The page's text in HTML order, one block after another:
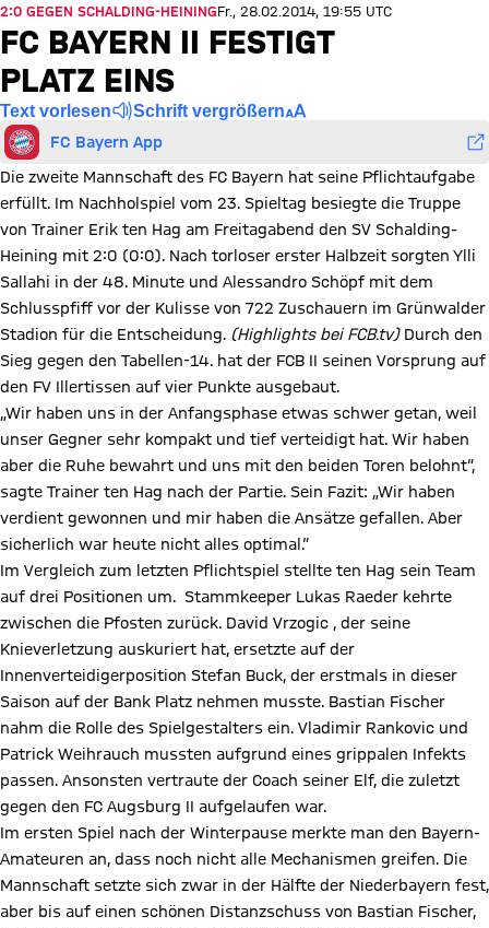
2:0 GEGEN SCHALDING-HEININGFr., 28.02.2014, 19:55 UTC
FC BAYERN II FESTIGT
PLATZ EINS
Text vorlesen Schrift vergrößern
FC Bayern App
Die zweite Mannschaft des FC Bayern hat seine Pflichtaufgabe
erfüllt. Im Nachholspiel vom 23. Spieltag besiegte die Truppe
von Trainer Erik ten Hag am Freitagabend den SV Schalding-
Heining mit 2:0 (0:0). Nach torloser erster Halbzeit sorgten Ylli
Sallahi in der 48. Minute und Alessandro Schöpf mit dem
Schlusspfiff vor der Kulisse von 722 Zuschauern im Grünwalder
Stadion für die Entscheidung. (Highlights bei FCB.tv)Durch den
Sieg gegen den Tabellen-14. hat der FCB II seinen Vorsprung auf
den FV Illertissen auf vier Punkte ausgebaut.
„Wir haben uns in der Anfangsphase etwas schwer getan, weil
unser Gegner sehr kompakt und tief verteidigt hat. Wir haben
aber die Ruhe bewahrt und uns mit den beiden Toren belohnt“,
sagte Trainer ten Hag nach der Partie. Sein Fazit: „Wir haben
verdient gewonnen und mir haben die Ansätze gefallen. Aber
sicherlich war heute nicht alles optimal.“
Im Vergleich zum letzten Pflichtspiel stellte ten Hag sein Team
auf drei Positionen um. Stammkeeper Lukas Raeder kehrte
zwischen die Pfosten zurück. David Vrzogic , der seine
Knieverletzung auskuriert hat, ersetzte auf der
Innenverteidigerposition Stefan Buck, der erstmals in dieser
Saison auf der Bank Platz nehmen musste. Bastian Fischer
nahm die Rolle des Spielgestalters ein. Vladimir Rankovic und
Patrick Weihrauch mussten aufgrund eines grippalen Infekts
passen. Ansonsten vertraute der Coach seiner Elf, die zuletzt
gegen den FC Augsburg II aufgelaufen war.
Im ersten Spiel nach der Winterpause merkte man den Bayern-
Amateuren an, dass noch nicht alle Mechanismen greifen. Die
Mannschaft setzte sich zwar in der Hälfte der Niederbayern fest,
aber bis auf einen schönen Distanzschuss von Bastian Fischer,